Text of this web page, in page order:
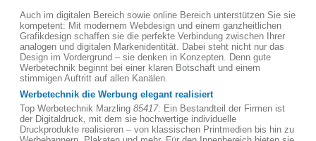
Auch im digitalen Bereich sowie online Bereich unterstützen Sie sie
kompetent: Mit modernem Webdesign und einem ganzheitlichen
Grafikdesign schaffen sie die perfekte Verbindung zwischen Ihrer
analogen und digitalen Markenidentität. Dabei steht nicht nur das
Design im Vordergrund – sie denken in Konzepten. Denn gute
Werbetechnik beginnt bei einer klaren Botschaft und einem
stimmigen Auftritt auf allen Kanälen.
Werbetechnik die Werbung elegant realisiert
Top Werbetechnik Marzling 85417: Ein Bestandteil der Firmen ist
der Digitaldruck, mit dem sie hochwertige individuelle
Druckprodukte realisieren – von klassischen Printmedien bis hin zu